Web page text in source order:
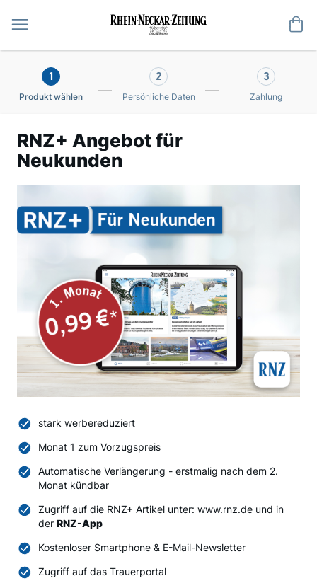
1
Produkt wählen
2
Persönliche Daten
3
Zahlung
RNZ+ Angebot für
Neukunden
stark werbereduziert
Monat 1 zum Vorzugspreis
Automatische Verlängerung - erstmalig nach dem 2.
Monat kündbar
Zugriff auf die RNZ+ Artikel unter: www.rnz.de und in
der RNZ-App
Kostenloser Smartphone & E-Mail-Newsletter
Zugriff auf das Trauerportal